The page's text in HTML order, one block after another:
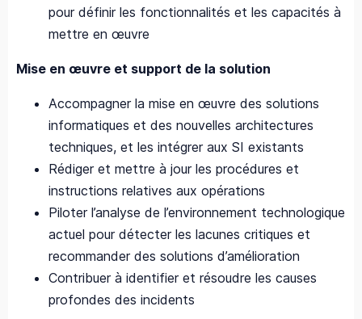
pour définir les fonctionnalités et les capacités à
mettre en œuvre
Mise en œuvre et support de la solution
Accompagner la mise en œuvre des solutions
informatiques et des nouvelles architectures
techniques, et les intégrer aux SI existants
Rédiger et mettre à jour les procédures et
instructions relatives aux opérations
Piloter l’analyse de l’environnement technologique
actuel pour détecter les lacunes critiques et
recommander des solutions d’amélioration
Contribuer à identifier et résoudre les causes
profondes des incidents